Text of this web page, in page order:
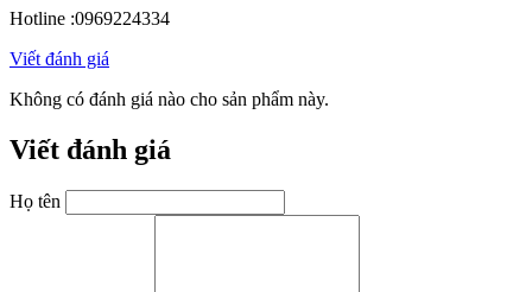
Hotline :0969224334
Viết đánh giá
Không có đánh giá nào cho sản phẩm này.
Viết đánh giá
Họ tên